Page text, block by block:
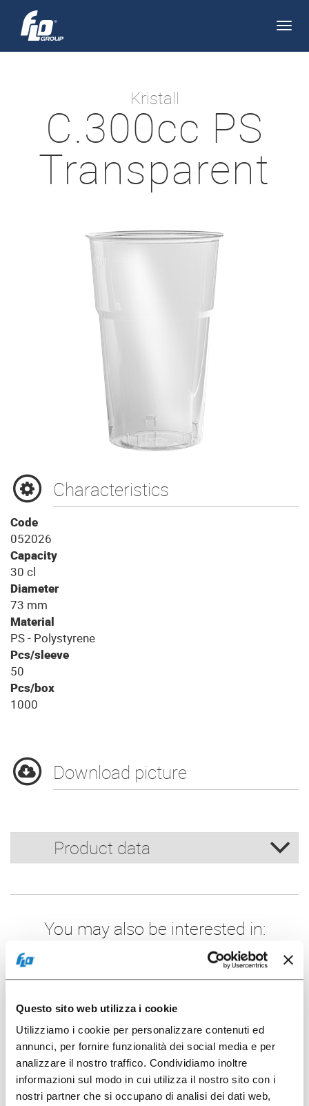
Questo sito web utilizza i cookie
Utilizziamo i cookie per personalizzare contenuti ed
annunci, per fornire funzionalità dei social media e per
analizzare il nostro traffico. Condividiamo inoltre
informazioni sul modo in cui utilizza il nostro sito con i
nostri partner che si occupano di analisi dei dati web,
Kristall
C.300cc PS
Transparent
Characteristics
Code
052026
Capacity
30 cl
Diameter
73 mm
Material
PS - Polystyrene
Pcs/sleeve
50
Pcs/box
1000
Download picture
Product data
You may also be interested in:
292015